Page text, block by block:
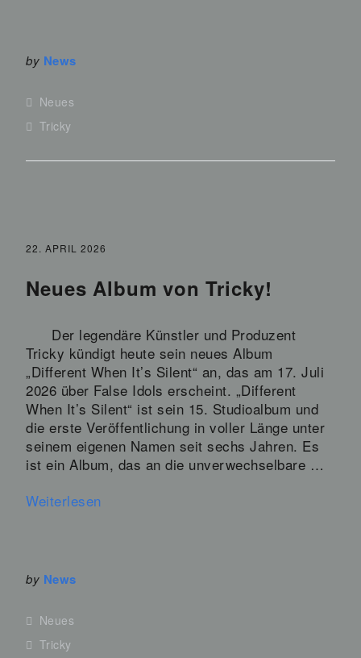
by News
Neues
Tricky
22. APRIL 2026
Neues Album von Tricky!
Der legendäre Künstler und Produzent
Tricky kündigt heute sein neues Album
„Different When It’s Silent“ an, das am 17. Juli
2026 über False Idols erscheint. „Different
When It’s Silent“ ist sein 15. Studioalbum und
die erste Veröffentlichung in voller Länge unter
seinem eigenen Namen seit sechs Jahren. Es
ist ein Album, das an die unverwechselbare …
Weiterlesen
by News
Neues
Tricky